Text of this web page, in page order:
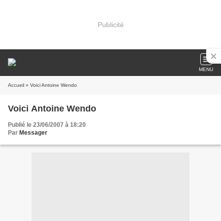
Publicité
MENU
Accueil » Voici Antoine Wendo
Voici Antoine Wendo
Publié le 23/06/2007 à 18:20
Par Messager